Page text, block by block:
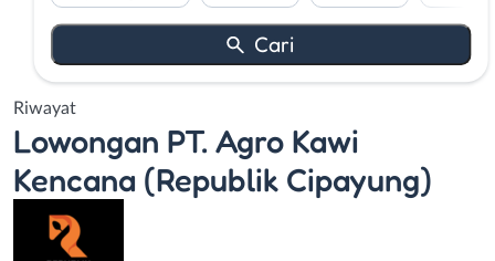
Riwayat
Lowongan PT. Agro Kawi
Kencana (Republik Cipayung)